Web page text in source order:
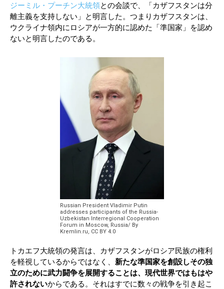
ジーミル・プーチン大統領との会談で、「カザフスタンは分
離主義を支持しない」と明言した。つまりカザフスタンは、
ウクライナ領内にロシアが一方的に認めた「準国家」を認め
ないと明言したのである。
Russian President Vladimir Putin
addresses participants of the Russia-
Uzbekistan Interregional Cooperation
Forum in Moscow, Russia/ By
Kremlin.ru, CC BY 4.0
トカエフ大統領の発言は、カザフスタンがロシア民族の権利
を軽視しているからではなく、 新たな準国家を創設しその独
立のために武力闘争を展開することは、現代世界ではもはや
許されないからである。それはすでに数々の戦争を引き起こ